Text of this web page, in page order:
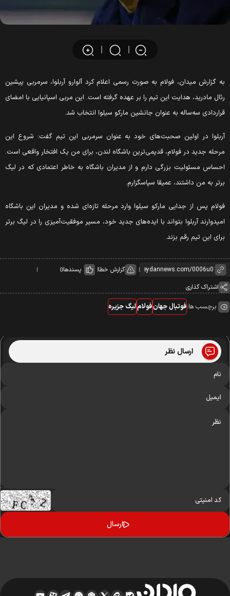
به گزارش میدان، فولام به صورت رسمی اعلام کرد آلوارو آربلوا، سرمربی پیشین
رئال مادرید، هدایت این تیم را بر عهده گرفته است. این مربی اسپانیایی با امضای
قراردادی سه‌ساله به عنوان جانشین مارکو سیلوا انتخاب شد.
آربلوا در اولین صحبت‌های خود به عنوان سرمربی این تیم گفت: شروع این
مرحله جدید در فولام، قدیمی‌ترین باشگاه لندن، برای من یک افتخار واقعی است.
احساس مسئولیت بزرگی دارم و از مدیران باشگاه به خاطر اعتمادی که در لیگ
برتر به من داشتند، عمیقا سپاسگزارم.
فولام پس از جدایی مارکو سیلوا وارد مرحله تازه‌ای شده و مدیران این باشگاه
امیدوارند آربلوا بتواند با ایده‌های جدید خود، مسیر موفقیت‌آمیزی را در لیگ برتر
برای این تیم رقم بزند.
گزارش خطا پسندها0
اشتراک گذاری
برچسب ها:فوتبال جهانفولاملیگ جزیره
ارسال نظر